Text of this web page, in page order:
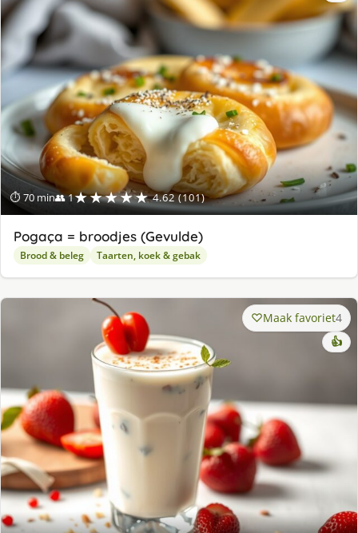
⏱ 70 min👥 1★★★★★ 4.62 (101)
Pogaça = broodjes (Gevulde)
Brood & beleg Taarten, koek & gebak
Maak favoriet4
👍